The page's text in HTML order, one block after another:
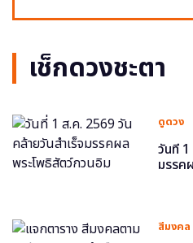
เช็กดวงชะตา
ดูดวง
วันที่ 1
มรรค
สีมงคล